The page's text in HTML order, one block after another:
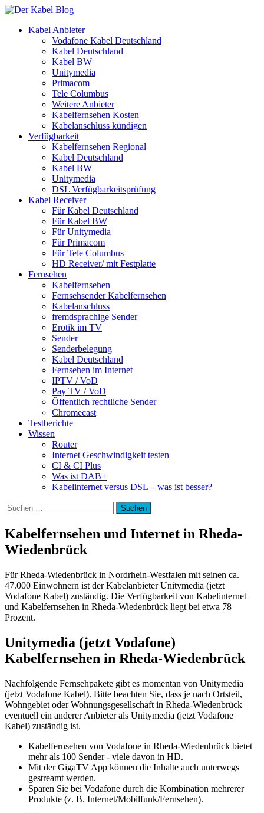
Kabel Anbieter
Vodafone Kabel Deutschland
Kabel Deutschland
Kabel BW
Unitymedia
Primacom
Tele Columbus
Weitere Anbieter
Kabelfernsehen Kosten
Kabelanschluss kündigen
Verfügbarkeit
Kabelfernsehen Regional
Kabel Deutschland
Kabel BW
Unitymedia
DSL Verfügbarkeitsprüfung
Kabel Receiver
Für Kabel Deutschland
Für Kabel BW
Für Unitymedia
Für Primacom
Für Tele Columbus
HD Receiver/ mit Festplatte
Fernsehen
Kabelfernsehen
Fernsehsender Kabelfernsehen
Kabelanschluss
fremdsprachige Sender
Erotik im TV
Sender
Senderbelegung
Kabel Deutschland
Fernsehen im Internet
IPTV / VoD
Pay TV / VoD
Öffentlich rechtliche Sender
Chromecast
Testberichte
Wissen
Router
Internet Geschwindigkeit testen
CI & CI Plus
Was ist DAB+
Kabelinternet versus DSL – was ist besser?
Suchen
nach:
Kabelfernsehen und Internet in Rheda-
Wiedenbrück
Für Rheda-Wiedenbrück in Nordrhein-Westfalen mit seinen ca.
47.000 Einwohnern ist der Kabelanbieter Unitymedia (jetzt
Vodafone Kabel) zuständig. Die Verfügbarkeit von Kabelinternet
und Kabelfernsehen in Rheda-Wiedenbrück liegt bei etwa 78
Prozent.
Unitymedia (jetzt Vodafone)
Kabelfernsehen in Rheda-Wiedenbrück
Nachfolgende Fernsehpakete gibt es momentan von Unitymedia
(jetzt Vodafone Kabel). Bitte beachten Sie, dass je nach Ortsteil,
Wohngebiet oder Wohnungsgesellschaft in Rheda-Wiedenbrück
eventuell ein anderer Anbieter als Unitymedia (jetzt Vodafone
Kabel) zuständig ist.
Kabelfernsehen von Vodafone in Rheda-Wiedenbrück bietet
mehr als 100 Sender - viele davon in HD.
Mit der GigaTV App können die Inhalte auch unterwegs
gestreamt werden.
Sparen Sie bei Vodafone durch die Kombination mehrerer
Produkte (z. B. Internet/Mobilfunk/Fernsehen).